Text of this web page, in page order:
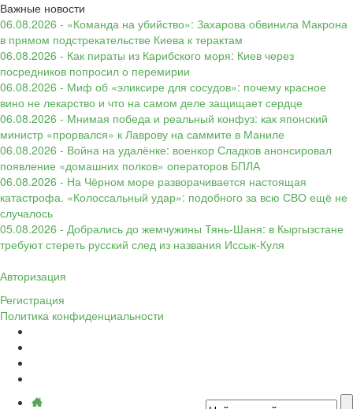
Важные новости
06.08.2026 - «Команда на убийство»: Захарова обвинила Макрона
в прямом подстрекательстве Киева к терактам
06.08.2026 - Как пираты из Карибского моря: Киев через
посредников попросил о перемирии
06.08.2026 - Миф об «эликсире для сосудов»: почему красное
вино не лекарство и что на самом деле защищает сердце
06.08.2026 - Мнимая победа и реальный конфуз: как японский
министр «прорвался» к Лаврову на саммите в Маниле
06.08.2026 - Война на удалёнке: военкор Сладков анонсировал
появление «домашних полков» операторов БПЛА
06.08.2026 - На Чёрном море разворачивается настоящая
катастрофа. «Колоссальный удар»: подобного за всю СВО ещё не
случалось
05.08.2026 - Добрались до жемчужины Тянь-Шаня: в Кыргызстане
требуют стереть русский след из названия Иссык-Куля
Авторизация
Регистрация
Политика конфиденциальности